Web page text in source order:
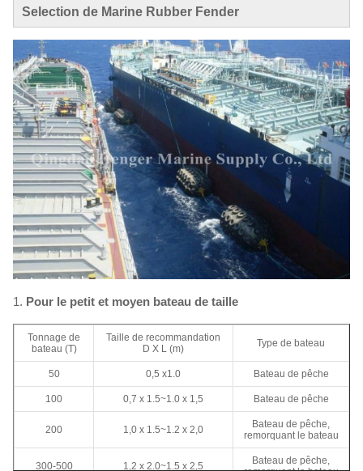
Selection de Marine Rubber Fender
1. Pour le petit et moyen bateau de taille
Tonnage de
bateau (T)
Taille de recommandation
D X L (m)
Type de bateau
50 0,5 x1.0 Bateau de pêche
100 0,7 x 1.5~1.0 x 1,5 Bateau de pêche
200 1,0 x 1.5~1.2 x 2,0
Bateau de pêche,
remorquant le bateau
300-500 1,2 x 2.0~1.5 x 2,5
Bateau de pêche,